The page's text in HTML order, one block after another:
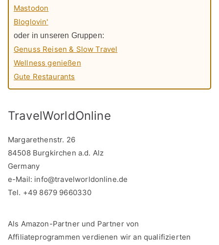
Mastodon
Bloglovin'
oder in unseren Gruppen:
Genuss Reisen & Slow Travel
Wellness genießen
Gute Restaurants
TravelWorldOnline
Margarethenstr. 26
84508 Burgkirchen a.d. Alz
Germany
e-Mail: info@travelworldonline.de
Tel. +49 8679 9660330
Als Amazon-Partner und Partner von
Affiliateprogrammen verdienen wir an qualifizierten